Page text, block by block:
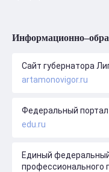
Сайт губернатора
artamonovigor.ru
Федеральный портал
edu.ru
Единый
профессионального